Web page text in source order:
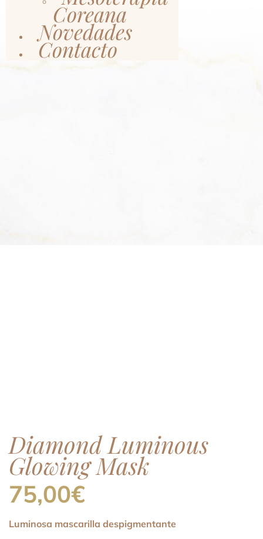
Coreana
Novedades
Contacto
Diamond Luminous
Glowing Mask
75,00€
Luminosa mascarilla despigmentante